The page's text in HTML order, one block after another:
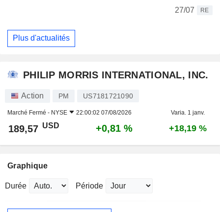
27/07
RE
Plus d'actualités
PHILIP MORRIS INTERNATIONAL, INC.
Action PM US7181721090
Marché Fermé - NYSE 22:00:02 07/08/2026 Varia. 1 janv.
189,57 USD +0,81 % +18,19 %
Graphique
Durée Période